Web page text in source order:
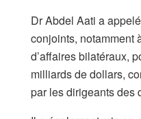
Dr Abdel Aati a
conjoints, notamment
d’affaires bilatéraux,
milliards de dollars,
par les dirigeants des